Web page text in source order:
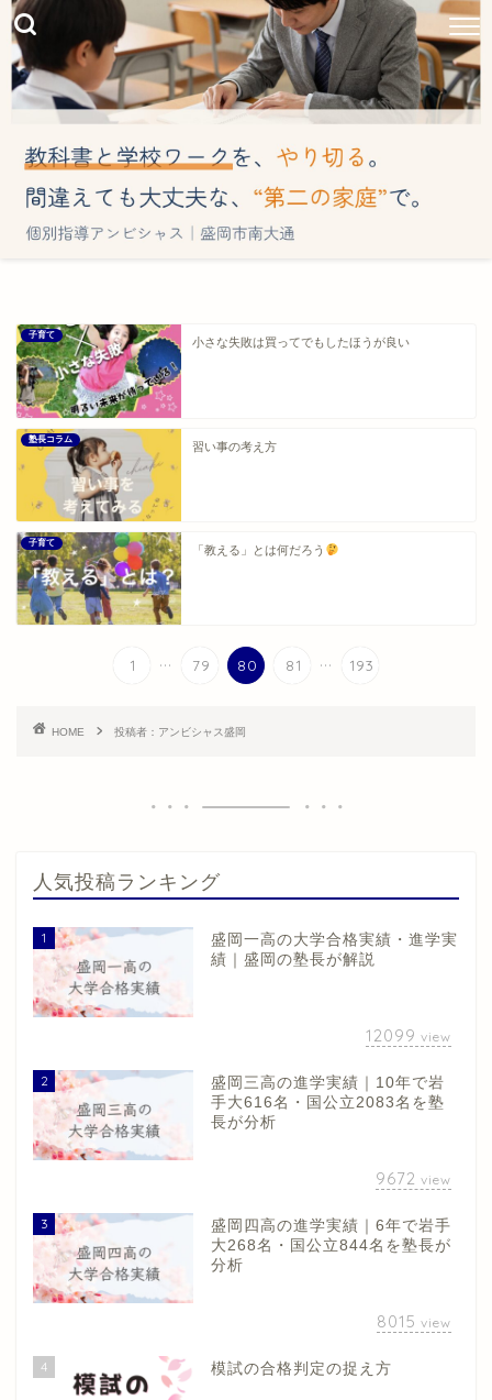
子育て
小さな失敗は買ってでもしたほうが良い
塾長コラム
習い事の考え方
子育て
「教える」とは何だろう
1 ... 79 80 81 ... 193
HOME 投稿者：アンビシャス盛岡
人気投稿ランキング
1
盛岡一高の大学合格実績・進学実
績｜盛岡の塾長が解説
12099 view
2
盛岡三高の進学実績｜10年で岩
手大616名・国公立2083名を塾
長が分析
9672 view
3
盛岡四高の進学実績｜6年で岩手
大268名・国公立844名を塾長が
分析
8015 view
4 模試の合格判定の捉え方